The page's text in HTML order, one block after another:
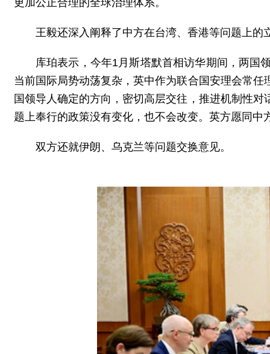
王毅还深入阐释了中方在台湾、香港等问题上的
库珀表示，今年1月斯塔默首相访华期间，两国
当前国际局势动荡复杂，英中作为联合国安理会常
国领导人确定的方向，密切高层交往，推进机制性
题上奉行的政策没有变化，也不会改变。英方愿同
双方还就伊朗、乌克兰等问题交换意见。